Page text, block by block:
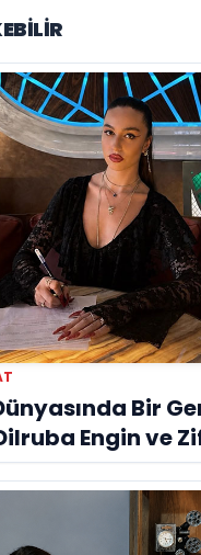
Bir
Engin ve